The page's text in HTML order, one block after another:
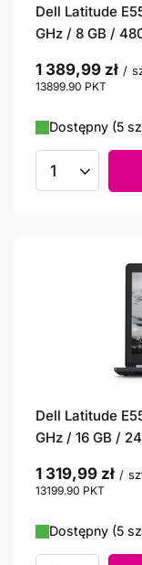
Dell Latitude
GHz / 8 GB /
1 389,99 zł /
13899.90 PKT
Dostępny (5
Ilość
Dell Latitude
GHz / 16 GB /
1 319,99 zł /
13199.90 PKT
Dostępny (5